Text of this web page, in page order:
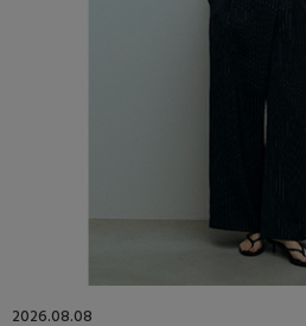
2026.08.08